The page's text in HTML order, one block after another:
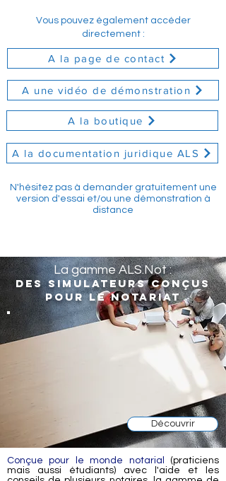
Vous pouvez également accéder
directement :
A la page de contact
A une vidéo de démonstration
A la boutique
A la documentation juridique ALS
N'hésitez pas à demander gratuitement une
version d'essai et/ou une démonstration à
distance
La gamme ALS.Not :
Des simulateurs conçus
pour le notariat
Découvrir
Conçue pour le monde notarial
(praticiens
mais aussi étudiants) avec l'aide et les